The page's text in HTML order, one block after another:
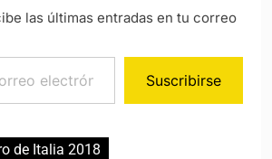
las últimas entradas en tu correo
electrónico…
Suscribirse
de Italia 2018